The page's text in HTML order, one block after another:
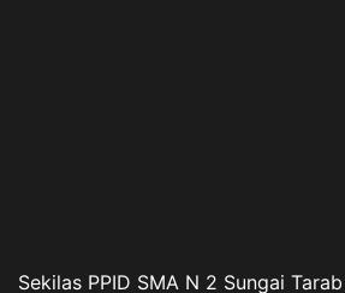
Sekilas PPID SMA N 2 Sungai